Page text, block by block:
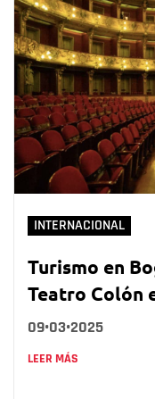
INTERNACIONAL
Turismo en
Teatro Colón
09•03•2025
LEER MÁS